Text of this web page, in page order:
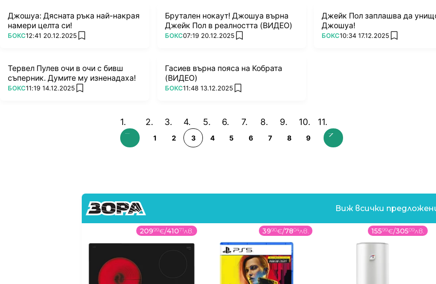
Джошуа: Дясната ръка най-накрая
намери целта си!
ПОВЕЧЕ ОТ
БОКС12:41 20.12.2025 add favorites
Брутален нокаут! Джошуа върна
Джейк Пол в реалността (ВИДЕО)
ПОВЕЧЕ ОТ
БОКС07:19 20.12.2025 add favorites
Джейк Пол заплашва да
Джошуа!
ПОВЕЧЕ ОТ
БОКС10:34 17.12.2025 add favorites
Тервел Пулев очи в очи с бивш
съперник. Думите му изненадаха!
ПОВЕЧЕ ОТ
БОКС11:19 14.12.2025 add favorites
Гасиев върна пояса на Кобрата
(ВИДЕО)
ПОВЕЧЕ ОТ
БОКС11:48 13.12.2025 add favorites
1 2 3 4 5 6 7 8 9
Виж всички
20999€/41071лв. 3990€/7804лв. 15599€/30509лв.